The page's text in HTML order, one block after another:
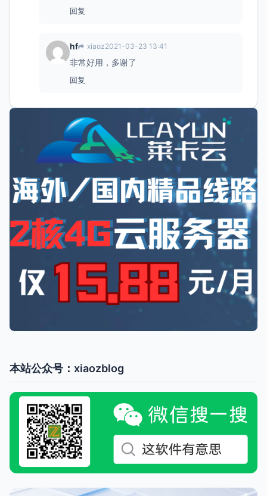
回复
hf xiaoz2021-03-23 13:41
非常好用，多谢了
回复
本站公众号：xiaozblog